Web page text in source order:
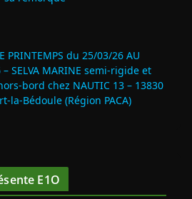
PRINTEMPS du 25/03/26 AU
SELVA MARINE semi-rigide et
bord chez NAUTIC 13 – 13830
(Région PACA)
E1O